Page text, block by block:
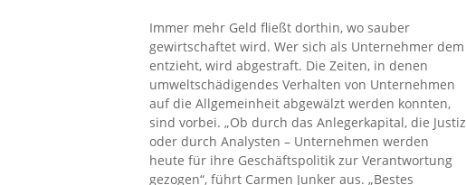
Immer mehr Geld fließt dorthin, wo sauber
gewirtschaftet wird. Wer sich als Unternehmer dem
entzieht, wird abgestraft. Die Zeiten, in denen
umweltschädigendes Verhalten von Unternehmen
auf die Allgemeinheit abgewälzt werden konnten,
sind vorbei. „Ob durch das Anlegerkapital, die Justiz
oder durch Analysten – Unternehmen werden
heute für ihre Geschäftspolitik zur Verantwortung
gezogen“, führt Carmen Junker aus. „Bestes